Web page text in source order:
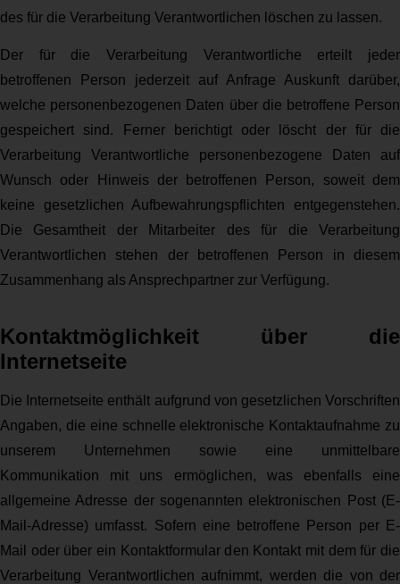
des für die Verarbeitung Verantwortlichen löschen zu lassen.
Der für die Verarbeitung Verantwortliche erteilt jeder
betroffenen Person jederzeit auf Anfrage Auskunft darüber,
welche personenbezogenen Daten über die betroffene Person
gespeichert sind. Ferner berichtigt oder löscht der für die
Verarbeitung Verantwortliche personenbezogene Daten auf
Wunsch oder Hinweis der betroffenen Person, soweit dem
keine gesetzlichen Aufbewahrungspflichten entgegenstehen.
Die Gesamtheit der Mitarbeiter des für die Verarbeitung
Verantwortlichen stehen der betroffenen Person in diesem
Zusammenhang als Ansprechpartner zur Verfügung.
Kontaktmöglichkeit über die
Internetseite
Die Internetseite enthält aufgrund von gesetzlichen Vorschriften
Angaben, die eine schnelle elektronische Kontaktaufnahme zu
unserem Unternehmen sowie eine unmittelbare
Kommunikation mit uns ermöglichen, was ebenfalls eine
allgemeine Adresse der sogenannten elektronischen Post (E-
Mail-Adresse) umfasst. Sofern eine betroffene Person per E-
Mail oder über ein Kontaktformular den Kontakt mit dem für die
Verarbeitung Verantwortlichen aufnimmt, werden die von der